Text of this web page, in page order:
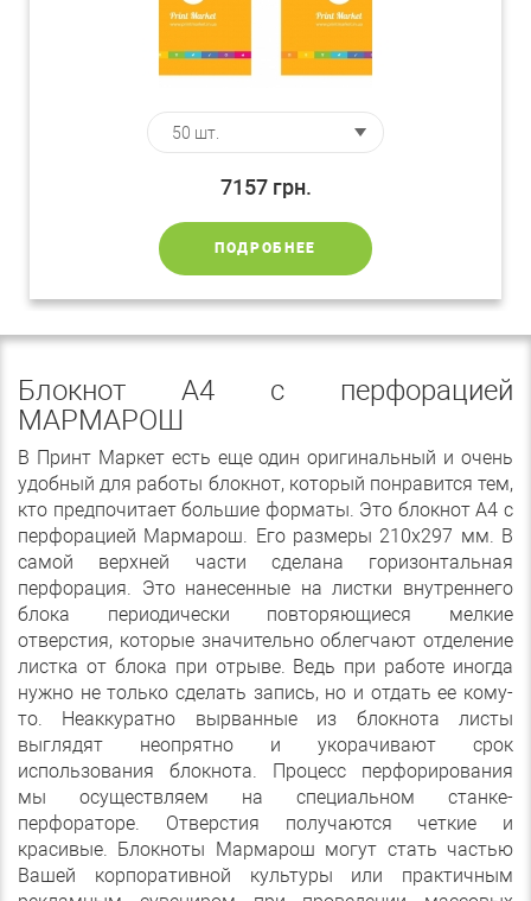
7157 грн.
ПОДРОБНЕЕ
Блокнот А4 с перфорацией
МАРМАРОШ
В Принт Маркет есть еще один оригинальный и очень
удобный для работы блокнот, который понравится тем,
кто предпочитает большие форматы. Это блокнот А4 с
перфорацией Мармарош. Его размеры 210х297 мм. В
самой верхней части сделана горизонтальная
перфорация. Это нанесенные на листки внутреннего
блока периодически повторяющиеся мелкие
отверстия, которые значительно облегчают отделение
листка от блока при отрыве. Ведь при работе иногда
нужно не только сделать запиcь, но и отдать ее кому-
то. Неаккуратно вырванные из блокнота листы
выглядят неопрятно и укорачивают срок
использования блокнота. Процесс перфорирования
мы осуществляем на специальном станке-
перфораторе. Отверстия получаются четкие и
красивые. Блокноты Мармарош могут стать частью
Вашей корпоративной культуры или практичным